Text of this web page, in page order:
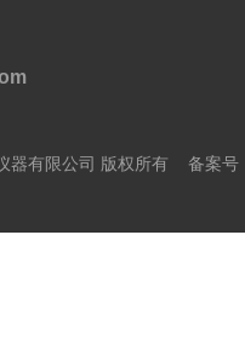
器有限公司 版权所有 备案号